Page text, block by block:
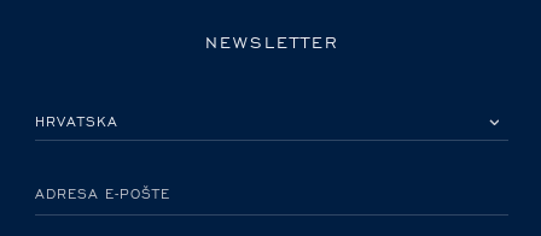
NEWSLETTER
ADRESA E-POŠTE